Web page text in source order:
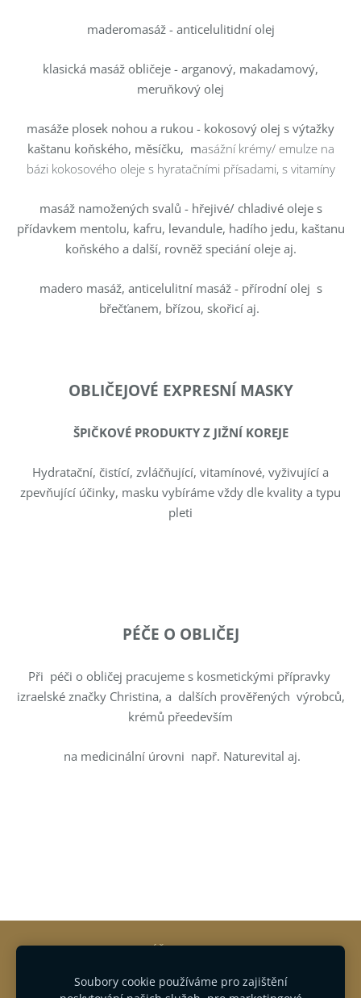
maderomasáž - anticelulitidní olej
klasická masáž obličeje - arganový, makadamový,
meruňkový olej
masáže plosek nohou a rukou - kokosový olej s výtažky
kaštanu koňského, měsíčku, masážní krémy/ emulze na
bázi kokosového oleje s hyratačními přísadami, s vitamíny
masáž namožených svalů - hřejivé/ chladivé oleje s
přídavkem mentolu, kafru, levandule, hadího jedu, kaštanu
koňského a další, rovněž speciání oleje aj.
madero masáž, anticelulitní masáž - přírodní olej s
břečťanem, břízou, skořicí aj.
OBLIČEJOVÉ EXPRESNÍ MASKY
ŠPIČKOVÉ PRODUKTY Z JIŽNÍ KOREJE
Hydratační, čistící, zvláčňující, vitamínové, vyživující a
zpevňující účinky, masku vybíráme vždy dle kvality a typu
pleti
PÉČE O OBLIČEJ
Při péči o obličej pracujeme s kosmetickými přípravky
izraelské značky Christina, a dalších prověřených výrobců,
krémů přeedevším
na medicinální úrovni např. Naturevital aj.
KDY NA MASÁŽ
AKCE A SLEVY
OBCHODNI PODMÍNKY
SMART VOUCHER
Soubory cookie používáme pro zajištění